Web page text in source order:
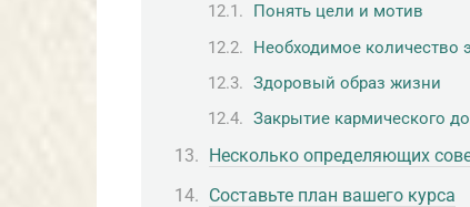
Понять цели и мотив
Необходимое количество
Здоровый образ жизни
Закрытие кармического
Несколько определяющих
Составьте план вашего курса